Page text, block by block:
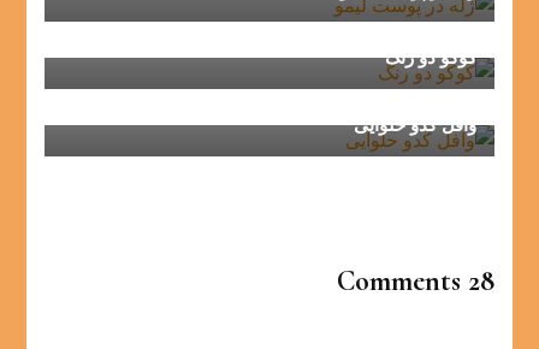
کوکو دو رنگ
وافل کدو حلوایی
28 Comments